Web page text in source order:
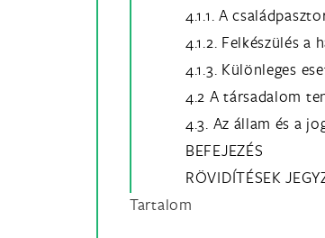
4.1.1. A
4.1.2. Felkészülés a
4.1.3. Különleges
4.2 A társadalom
4.3. Az állam és a
BEFEJEZÉS
RÖVIDÍTÉSEK
Tartalom